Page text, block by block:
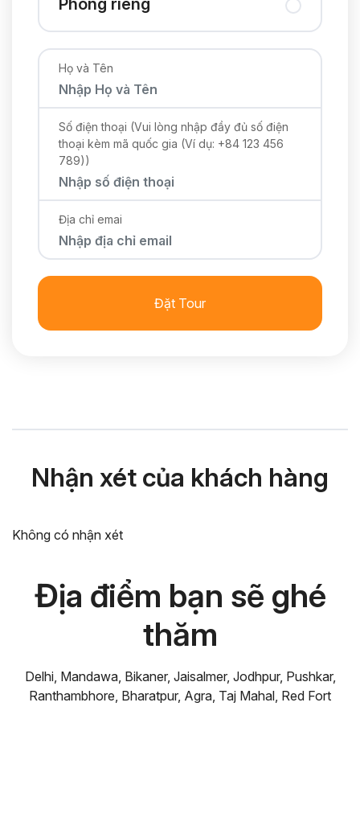
Phòng riêng
Họ và Tên
Số điện thoại (Vui lòng nhập đầy đủ số điện
thoại kèm mã quốc gia (Ví dụ: +84 123 456
789))
Địa chỉ emai
Đặt Tour
Nhận xét của khách hàng
Không có nhận xét
Địa điểm bạn sẽ ghé
thăm
Delhi, Mandawa, Bikaner, Jaisalmer, Jodhpur, Pushkar,
Ranthambhore, Bharatpur, Agra, Taj Mahal, Red Fort